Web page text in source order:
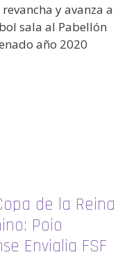
y avanza a
sala al Pabellón
año 2020
de la Reina
Poio
Envialia FSF